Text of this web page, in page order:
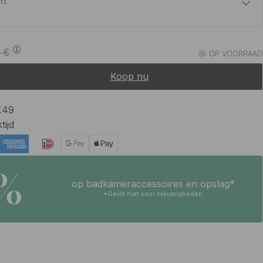
Op voorraad
42.07 €
€ OP VOORRAAD
Koop nu
op badkameraccessoires en opslag*
*Geldt niet voor nieuwigheden